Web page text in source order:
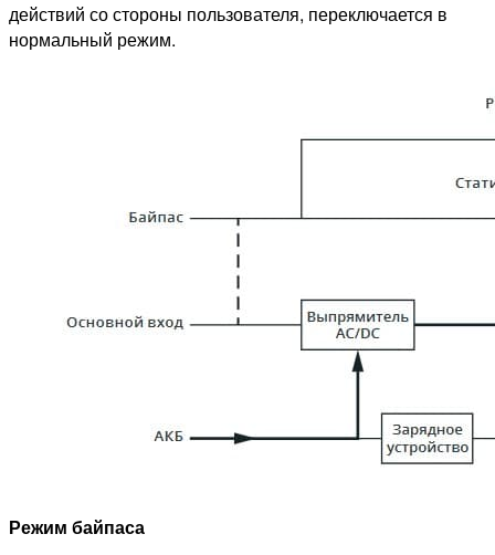
действий со стороны пользователя, переключается в
нормальный режим.
Режим байпаса